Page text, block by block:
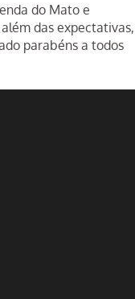
do Mato e
das expectativas,
parabéns a todos